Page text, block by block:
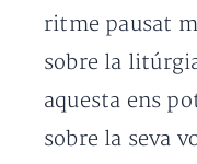
ritme pausat
sobre la
aquesta ens
sobre la seva